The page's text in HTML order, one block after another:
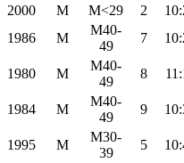
2000 M M<29 2
1986 M
M40-
49
7
1980 M
M40-
49
8
1984 M
M40-
49
9
1995 M
M30-
39
5